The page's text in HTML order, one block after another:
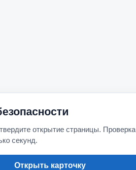
открытие страницы. Проверка
секунд.
Открыть карточку